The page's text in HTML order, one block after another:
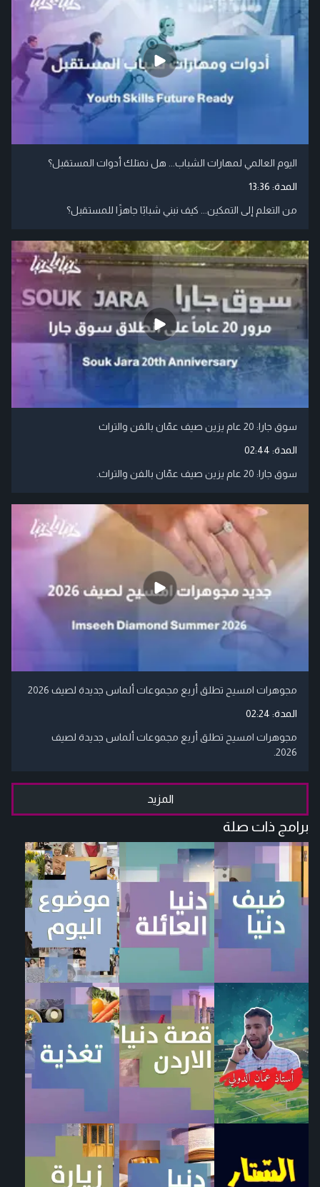
اليوم العالمي لمهارات الشباب... هل نمتلك أدوات المستقبل؟
المدة: 13:36
من التعلم إلى التمكين... كيف نبني شبابًا جاهزًا للمستقبل؟
سوق جارا: 20 عام يزين صيف عمّان بالفن والتراث
المدة: 02:44
سوق جارا: 20 عام يزين صيف عمّان بالفن والتراث.
مجوهرات امسيح تطلق أربع مجموعات ألماس جديدة لصيف 2026
المدة: 02:24
مجوهرات امسيح تطلق أربع مجموعات ألماس جديدة لصيف
2026.
المزيد
برامج ذات صلة